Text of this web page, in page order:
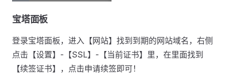
宝塔面板
登录宝塔面板，进入【网站】找到到期的网站域名，右侧
点击【设置】-【SSL】-【当前证书】里，在里面找到
【续签证书】，点击申请续签即可！